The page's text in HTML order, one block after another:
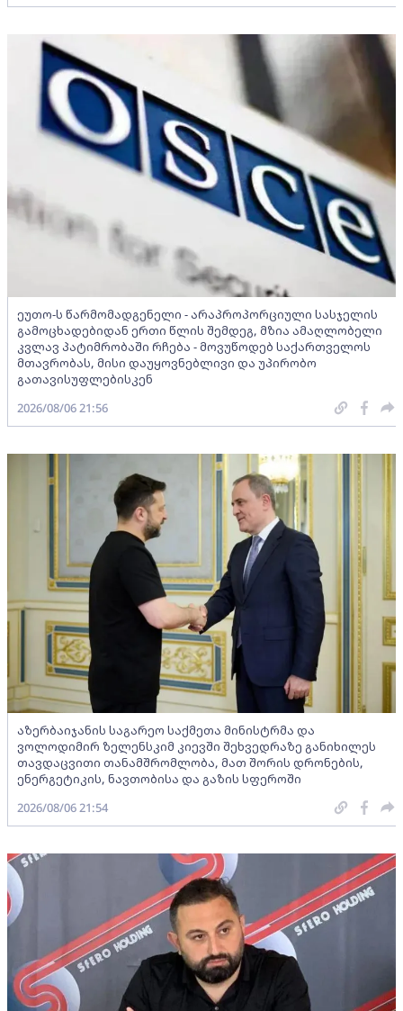
ეუთო-ს წარმომადგენელი - არაპროპორციული სასჯელის
გამოცხადებიდან ერთი წლის შემდეგ, მზია ამაღლობელი
კვლავ პატიმრობაში რჩება - მოვუწოდებ საქართველოს
მთავრობას, მისი დაუყოვნებლივი და უპირობო
გათავისუფლებისკენ
2026/08/06 21:56
აზერბაიჯანის საგარეო საქმეთა მინისტრმა და
ვოლოდიმირ ზელენსკიმ კიევში შეხვედრაზე განიხილეს
თავდაცვითი თანამშრომლობა, მათ შორის დრონების,
ენერგეტიკის, ნავთობისა და გაზის სფეროში
2026/08/06 21:54